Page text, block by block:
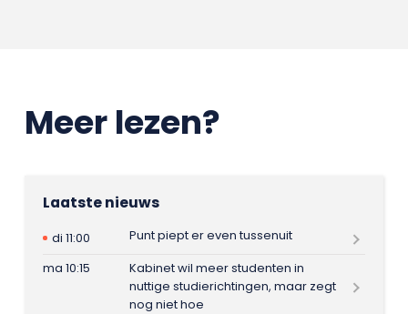
Meer lezen?
Laatste nieuws
di 11:00
Punt piept er even tussenuit
ma 10:15
Kabinet wil meer studenten in
nuttige studierichtingen, maar zegt
nog niet hoe